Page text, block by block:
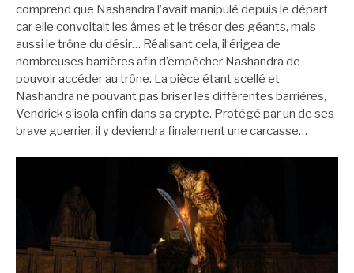
comprend que Nashandra l’avait manipulé depuis le départ
car elle convoitait les âmes et le trésor des géants, mais
aussi le trône du désir… Réalisant cela, il érigea de
nombreuses barrières afin d’empêcher Nashandra de
pouvoir accéder au trône. La pièce étant scellé et
Nashandra ne pouvant pas briser les différentes barrières,
Vendrick s’isola enfin dans sa crypte. Protégé par un de ses
brave guerrier, il y deviendra finalement une carcasse…